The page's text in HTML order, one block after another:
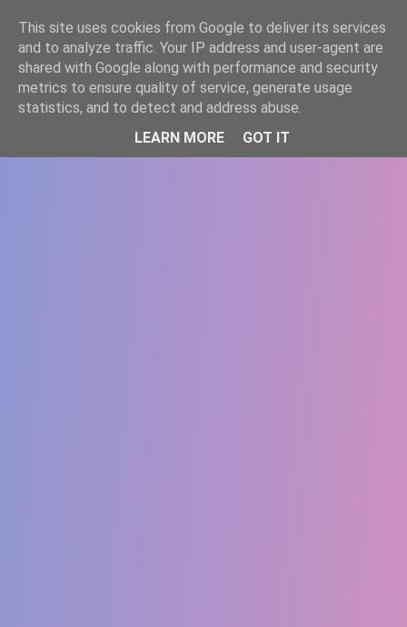
WWW.GAZISTI.RO
This site uses cookies from Google to deliver its services
and to analyze traffic. Your IP address and user-agent are
shared with Google along with performance and security
metrics to ensure quality of service, generate usage
statistics, and to detect and address abuse.
LEARN MORE
GOT IT